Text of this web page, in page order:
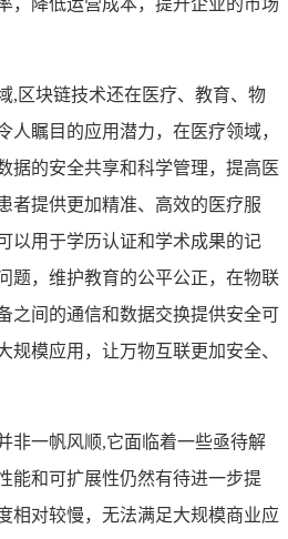
,区块链技术还在医疗、教育、物
人瞩目的应用潜力，在医疗领域，
据的安全共享和科学管理，提高医
者提供更加精准、高效的医疗服
以用于学历认证和学术成果的记
题，维护教育的公平公正，在物联
之间的通信和数据交换提供安全可
规模应用，让万物互联更加安全、
非一帆风顺,它面临着一些亟待解
能和可扩展性仍然有待进一步提
相对较慢，无法满足大规模商业应